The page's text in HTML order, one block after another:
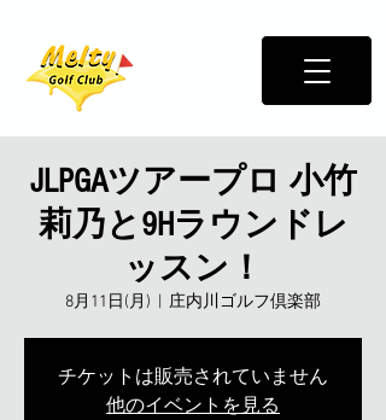
JLPGAツアープロ 小竹
莉乃と9Hラウンドレ
ッスン！
8月11日(月) 庄内川ゴルフ倶楽部
チケットは販売されていません
他のイベントを見る